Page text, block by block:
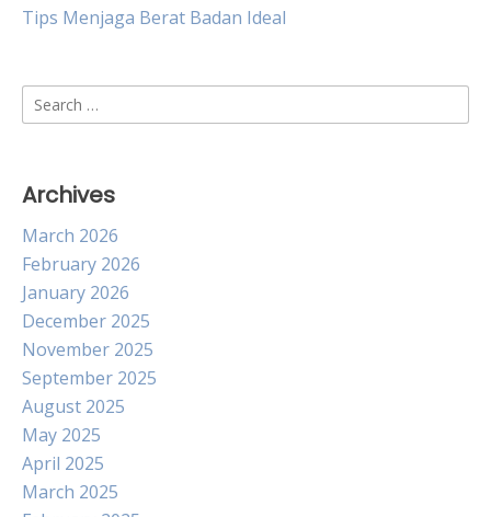
Tips Menjaga Berat Badan Ideal
Search
for:
Archives
March 2026
February 2026
January 2026
December 2025
November 2025
September 2025
August 2025
May 2025
April 2025
March 2025